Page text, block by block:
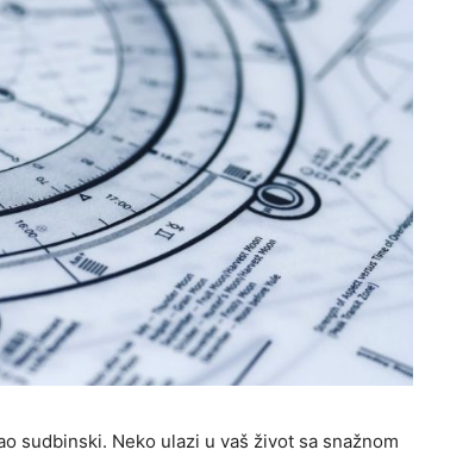
sudbinski. Neko ulazi u vaš život sa snažnom